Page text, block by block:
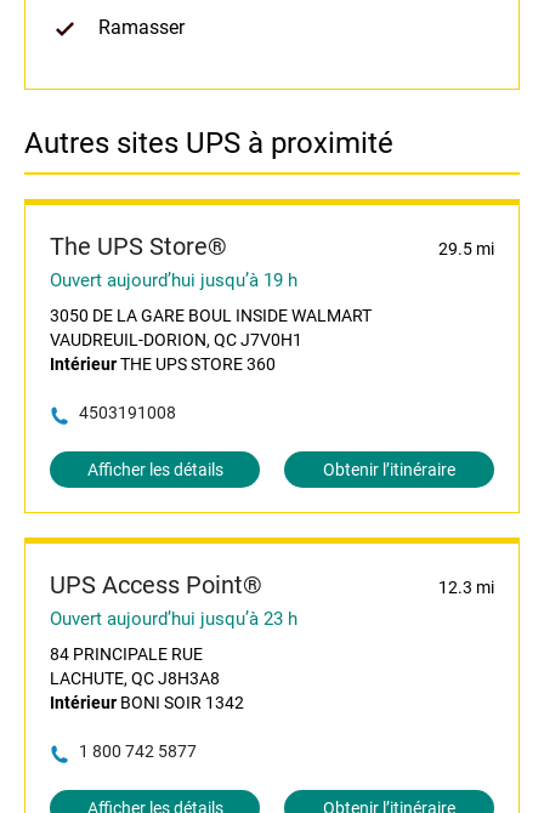
Ramasser
Autres sites UPS à proximité
The UPS Store® 29.5 mi
Ouvert aujourd’hui jusqu’à 19 h
3050 DE LA GARE BOUL INSIDE WALMART
VAUDREUIL-DORION, QC J7V0H1
IntérieurTHE UPS STORE 360
4503191008
Afficher les détails Obtenir l’itinéraire
UPS Access Point® 12.3 mi
Ouvert aujourd’hui jusqu’à 23 h
84 PRINCIPALE RUE
LACHUTE, QC J8H3A8
Intérieur BONI SOIR 1342
1 800 742 5877
Afficher les détails Obtenir l’itinéraire